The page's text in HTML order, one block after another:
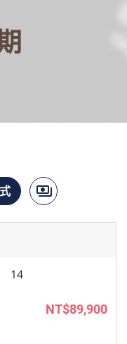
payments
價格模式
14
NT$89,900